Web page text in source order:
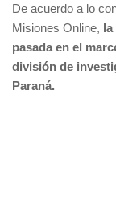
De acuerdo a lo
Misiones Online, la
pasada en el
división de
Paraná.